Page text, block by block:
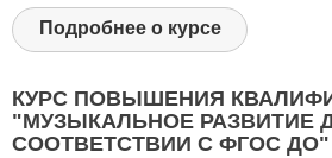
Подробнее о курсе
КУРС ПОВЫШЕНИЯ
"МУЗЫКАЛЬНОЕ РАЗВИТИЕ
СООТВЕТСТВИИ С ФГОС ДО"